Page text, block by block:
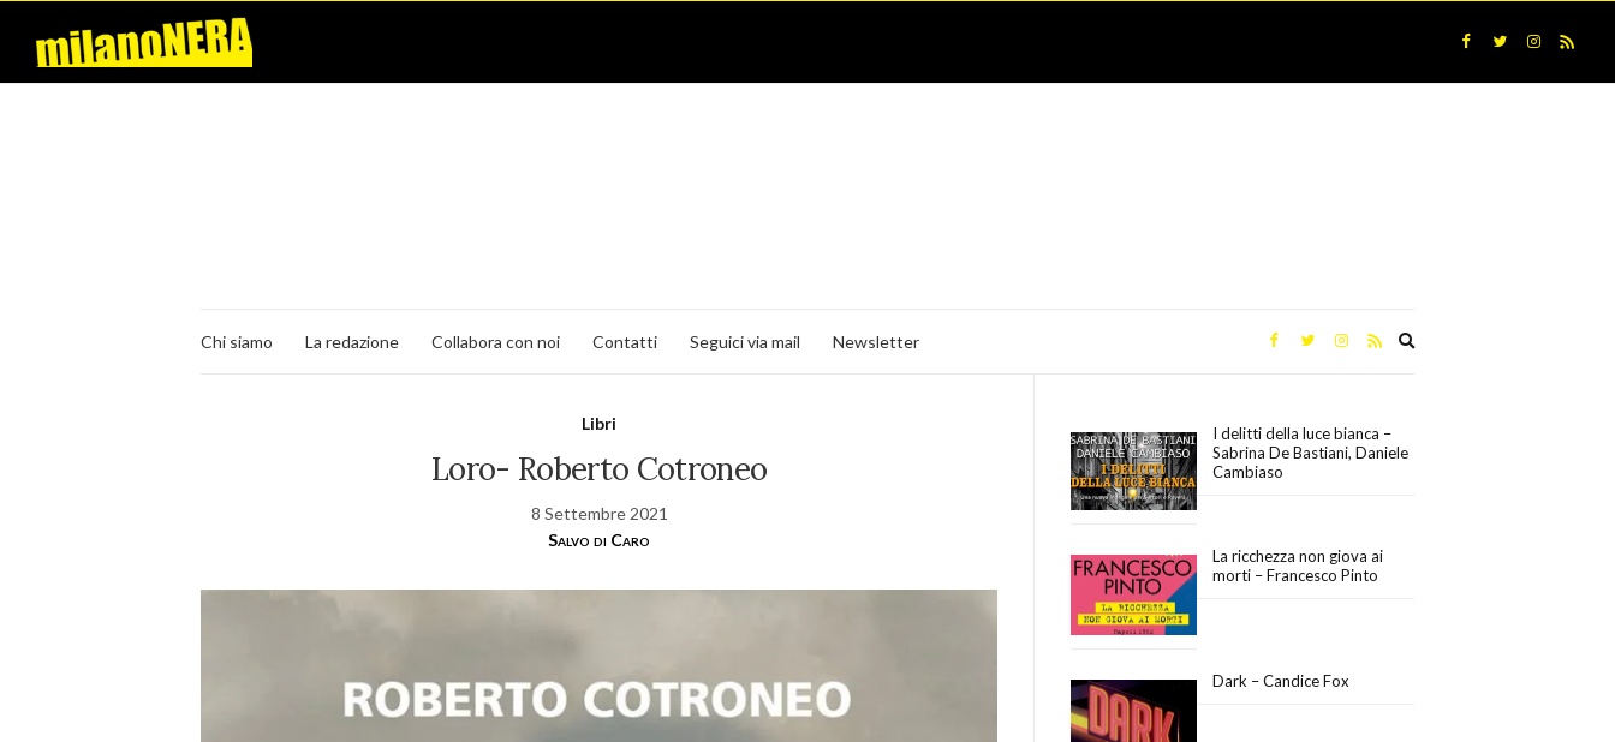
Chi siamo La redazione Collabora con noi Contatti Seguici via mail Newsletter
Libri
Loro- Roberto Cotroneo
8 Settembre 2021
Salvo di Caro
I delitti della luce bianca –
Sabrina De Bastiani, Daniele
Cambiaso
La ricchezza non giova ai
morti – Francesco Pinto
Dark – Candice Fox